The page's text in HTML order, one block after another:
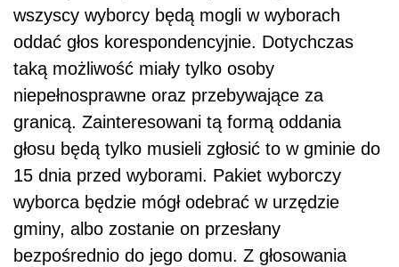
wszyscy wyborcy będą mogli w wyborach
oddać głos korespondencyjnie. Dotychczas
taką możliwość miały tylko osoby
niepełnosprawne oraz przebywające za
granicą. Zainteresowani tą formą oddania
głosu będą tylko musieli zgłosić to w gminie do
15 dnia przed wyborami. Pakiet wyborczy
wyborca będzie mógł odebrać w urzędzie
gminy, albo zostanie on przesłany
bezpośrednio do jego domu. Z głosowania